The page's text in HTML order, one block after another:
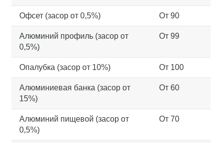
Офсет (засор от 0,5%) От 90
Алюминий профиль (засор от
0,5%)
От 99
Опалубка (засор от 10%) От 100
Алюминиевая банка (засор от
15%)
От 60
Алюминий пищевой (засор от
0,5%)
От 70